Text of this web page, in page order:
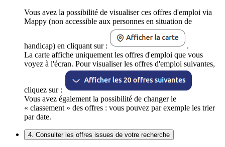
Vous avez la possibilité de visualiser ces offres d'emploi via
Mappy (non accessible aux personnes en situation de
handicap) en cliquant sur :
.
La carte affiche uniquement les offres d'emploi que vous
voyez à l'écran. Pour visualiser les offres d'emploi suivantes,
cliquez sur :
Vous avez également la possibilité de changer le
« classement » des offres : vous pouvez par exemple les trier
par date.
4. Consulter les offres issues de votre recherche